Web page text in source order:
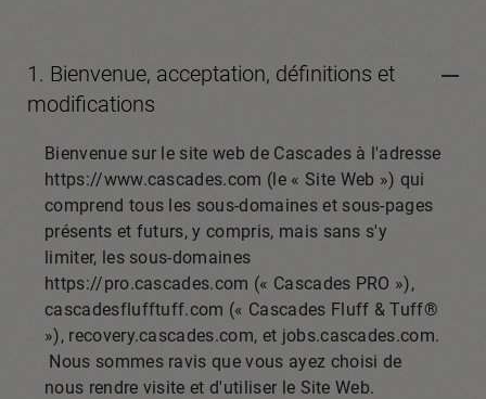
1. Bienvenue, acceptation, définitions et
modifications
Bienvenue sur le site web de Cascades à l'adresse
https://www.cascades.com (le « Site Web ») qui
comprend tous les sous-domaines et sous-pages
présents et futurs, y compris, mais sans s'y
limiter, les sous-domaines
https://pro.cascades.com (« Cascades PRO »),
cascadesflufftuff.com (« Cascades Fluff & Tuff®
»), recovery.cascades.com, et jobs.cascades.com.
Nous sommes ravis que vous ayez choisi de
nous rendre visite et d'utiliser le Site Web.